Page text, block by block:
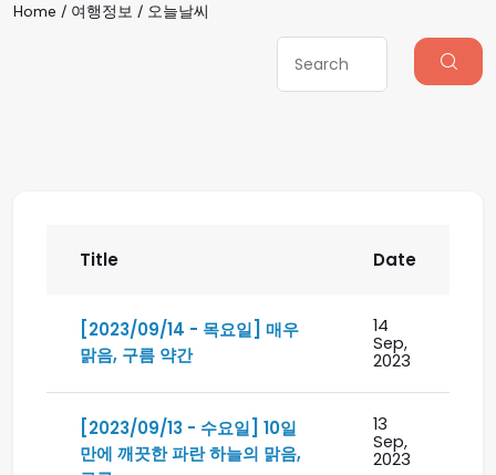
Home / 여행정보 / 오늘날씨
Title Date
[2023/09/14 - 목요일] 매우
맑음, 구름 약간
14
Sep,
2023
[2023/09/13 - 수요일] 10일
만에 깨끗한 파란 하늘의 맑음,
13
Sep,
2023